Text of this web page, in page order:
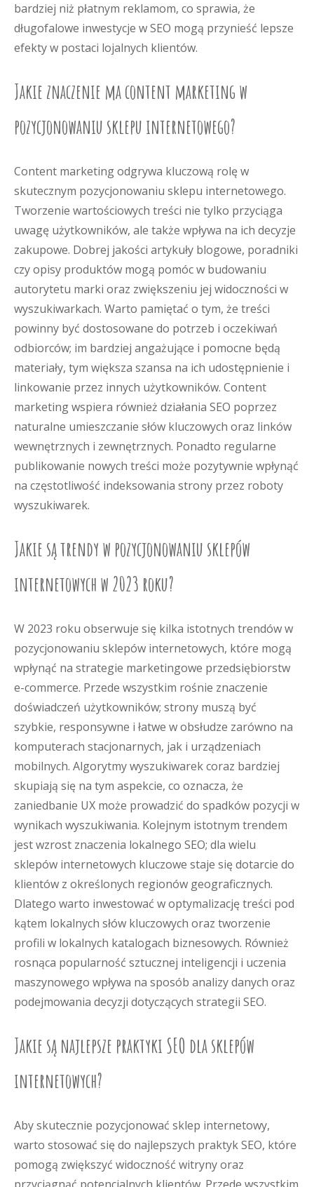
bardziej niż płatnym reklamom, co sprawia, że
długofalowe inwestycje w SEO mogą przynieść lepsze
efekty w postaci lojalnych klientów.
Jakie znaczenie ma content marketing w
pozycjonowaniu sklepu internetowego?
Content marketing odgrywa kluczową rolę w
skutecznym pozycjonowaniu sklepu internetowego.
Tworzenie wartościowych treści nie tylko przyciąga
uwagę użytkowników, ale także wpływa na ich decyzje
zakupowe. Dobrej jakości artykuły blogowe, poradniki
czy opisy produktów mogą pomóc w budowaniu
autorytetu marki oraz zwiększeniu jej widoczności w
wyszukiwarkach. Warto pamiętać o tym, że treści
powinny być dostosowane do potrzeb i oczekiwań
odbiorców; im bardziej angażujące i pomocne będą
materiały, tym większa szansa na ich udostępnienie i
linkowanie przez innych użytkowników. Content
marketing wspiera również działania SEO poprzez
naturalne umieszczanie słów kluczowych oraz linków
wewnętrznych i zewnętrznych. Ponadto regularne
publikowanie nowych treści może pozytywnie wpłynąć
na częstotliwość indeksowania strony przez roboty
wyszukiwarek.
Jakie są trendy w pozycjonowaniu sklepów
internetowych w 2023 roku?
W 2023 roku obserwuje się kilka istotnych trendów w
pozycjonowaniu sklepów internetowych, które mogą
wpłynąć na strategie marketingowe przedsiębiorstw
e-commerce. Przede wszystkim rośnie znaczenie
doświadczeń użytkowników; strony muszą być
szybkie, responsywne i łatwe w obsłudze zarówno na
komputerach stacjonarnych, jak i urządzeniach
mobilnych. Algorytmy wyszukiwarek coraz bardziej
skupiają się na tym aspekcie, co oznacza, że
zaniedbanie UX może prowadzić do spadków pozycji w
wynikach wyszukiwania. Kolejnym istotnym trendem
jest wzrost znaczenia lokalnego SEO; dla wielu
sklepów internetowych kluczowe staje się dotarcie do
klientów z określonych regionów geograficznych.
Dlatego warto inwestować w optymalizację treści pod
kątem lokalnych słów kluczowych oraz tworzenie
profili w lokalnych katalogach biznesowych. Również
rosnąca popularność sztucznej inteligencji i uczenia
maszynowego wpływa na sposób analizy danych oraz
podejmowania decyzji dotyczących strategii SEO.
Jakie są najlepsze praktyki SEO dla sklepów
internetowych?
Aby skutecznie pozycjonować sklep internetowy,
warto stosować się do najlepszych praktyk SEO, które
pomogą zwiększyć widoczność witryny oraz